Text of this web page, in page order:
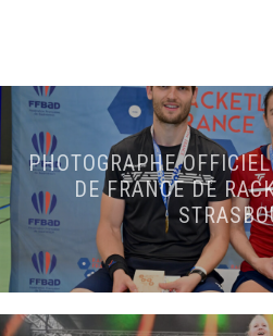
PHOTOGRAPHE
DE FRANCE DE